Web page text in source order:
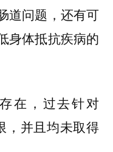
道问题，还有可
身体抵抗疾病的
在，过去针对
，并且均未取得